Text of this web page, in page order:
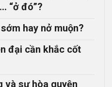
“ở đó”?
hay nở muộn?
đại cần khắc cốt
và sự hòa quyện